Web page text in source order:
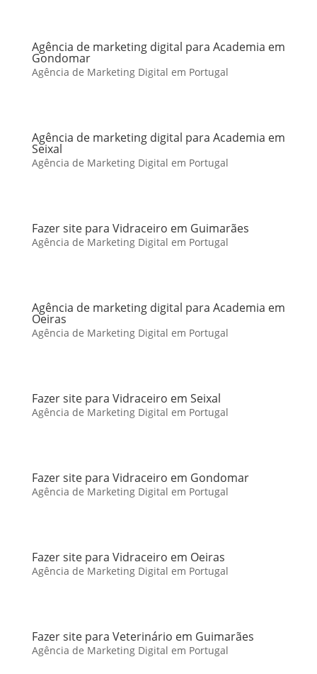
Agência de marketing digital para Academia em
Gondomar
Agência de Marketing Digital em Portugal
Agência de marketing digital para Academia em
Seixal
Agência de Marketing Digital em Portugal
Fazer site para Vidraceiro em Guimarães
Agência de Marketing Digital em Portugal
Agência de marketing digital para Academia em
Oeiras
Agência de Marketing Digital em Portugal
Fazer site para Vidraceiro em Seixal
Agência de Marketing Digital em Portugal
Fazer site para Vidraceiro em Gondomar
Agência de Marketing Digital em Portugal
Fazer site para Vidraceiro em Oeiras
Agência de Marketing Digital em Portugal
Fazer site para Veterinário em Guimarães
Agência de Marketing Digital em Portugal